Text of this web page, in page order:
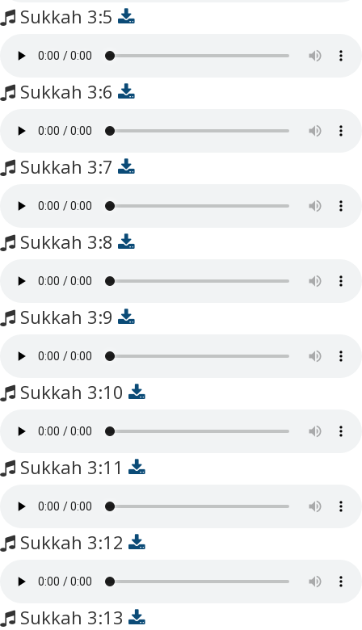
Sukkah 3:5
Sukkah 3:6
Sukkah 3:7
Sukkah 3:8
Sukkah 3:9
Sukkah 3:10
Sukkah 3:11
Sukkah 3:12
Sukkah 3:13